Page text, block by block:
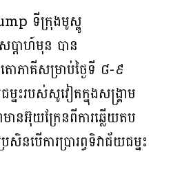
ទីក្រុងមូស្គូ
ប្ដាហ៍មុន​ បាន
ាគីសម្រាប់ថ្ងៃទី ៨-៩
នះរបស់សូវៀតក្នុងសង្គ្រាម
នអ៊ុយក្រែនពីការឆ្លើយតប
ើការប្រារព្ធទិវាជ័យជម្នះ​